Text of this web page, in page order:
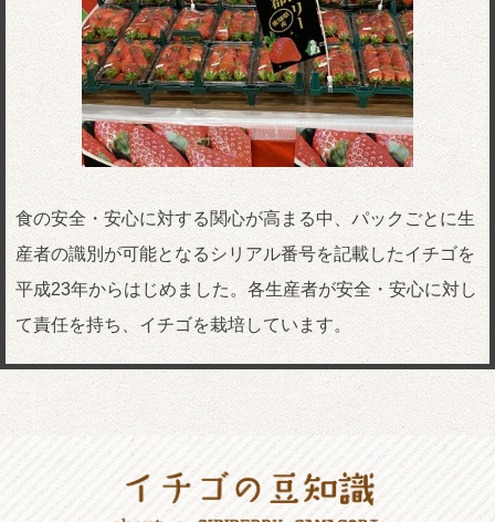
食の安全・安心に対する関心が高まる中、パックごとに生
産者の識別が可能となるシリアル番号を記載したイチゴを
平成23年からはじめました。各生産者が安全・安心に対し
て責任を持ち、イチゴを栽培しています。